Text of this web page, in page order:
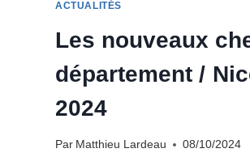
2024
ACTUALITÉS
Les nouveaux
département /
2024
Par Matthieu Lardeau 08/10/2024